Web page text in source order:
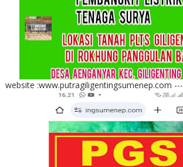
website :www.putragiligentingsumenep.com ---